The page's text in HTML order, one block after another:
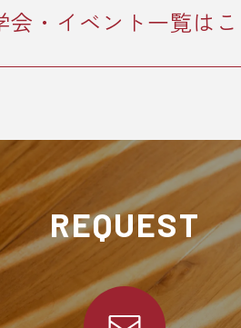
会・イベント一覧は
REQUEST